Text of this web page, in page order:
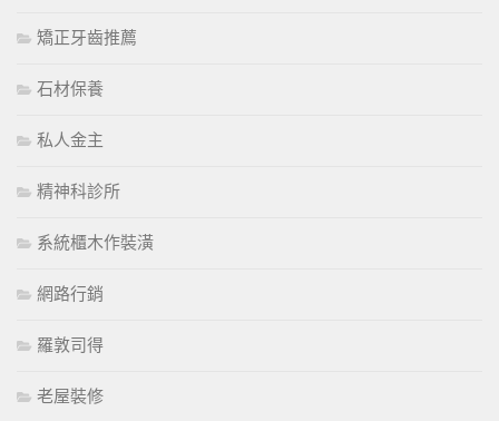
矯正牙齒推薦
石材保養
私人金主
精神科診所
系統櫃木作裝潢
網路行銷
羅敦司得
老屋裝修